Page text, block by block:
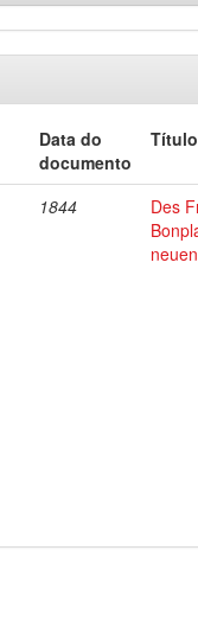
Data do
documento
Título
1844
Des